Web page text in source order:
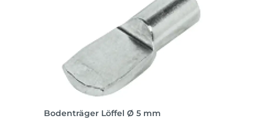
Bodenträger Löffel Ø 5 mm